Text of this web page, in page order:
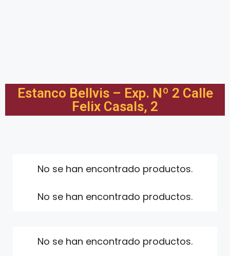
Estanco Bellvis – Exp. Nº 2 Calle
Felix Casals, 2
No se han encontrado productos.
No se han encontrado productos.
No se han encontrado productos.